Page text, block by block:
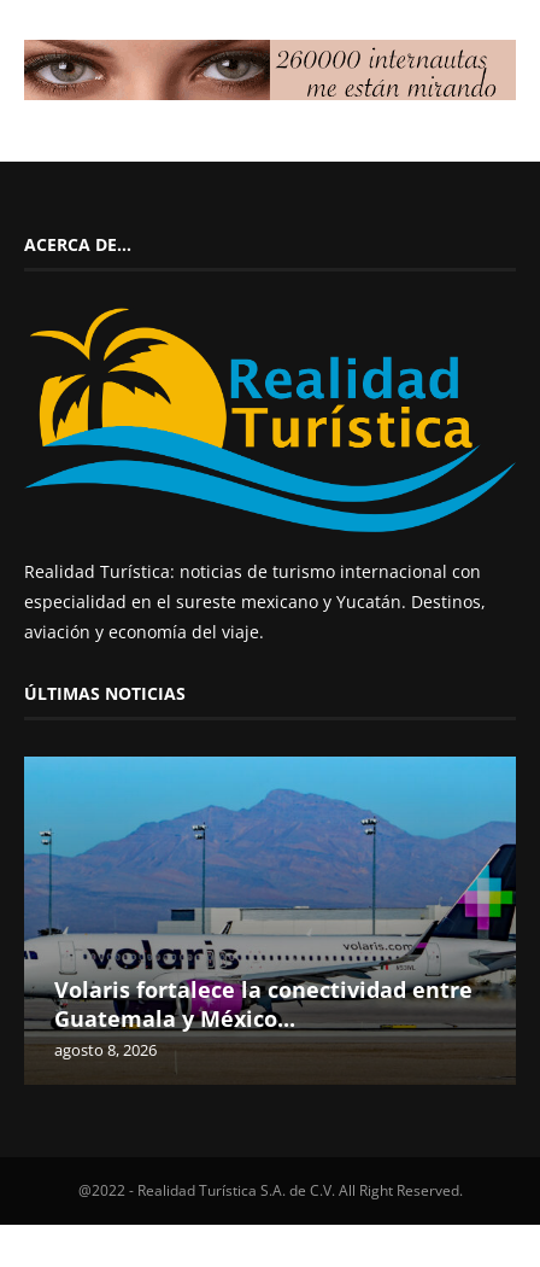
ACERCA DE…
Realidad Turística: noticias de turismo internacional con
especialidad en el sureste mexicano y Yucatán. Destinos,
aviación y economía del viaje.
ÚLTIMAS NOTICIAS
Volaris fortalece la conectividad entre
Guatemala y México...
agosto 8, 2026
@2022 - Realidad Turística S.A. de C.V. All Right Reserved.